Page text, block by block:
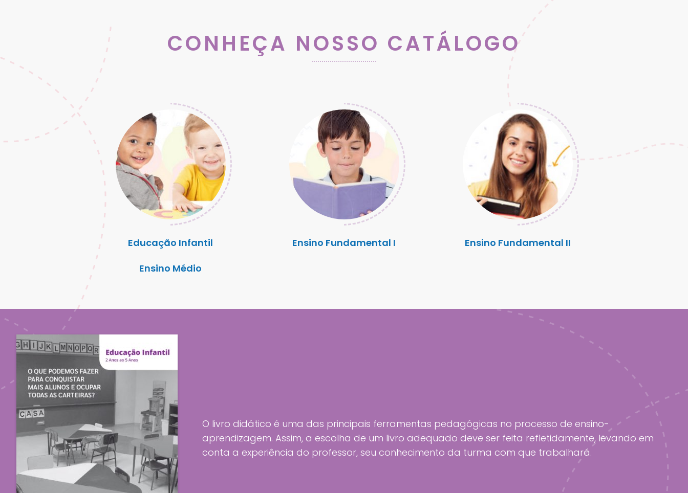
CONHEÇA NOSSO CATÁLOGO
Educação Infantil Ensino Fundamental I
Ensino Fundamental II
Ensino Médio
O livro didático é uma das principais ferramentas pedagógicas no processo de ensino-
aprendizagem. Assim, a escolha de um livro adequado deve ser feita refletidamente, levando em
conta a experiência do professor, seu conhecimento da turma com que trabalhará.